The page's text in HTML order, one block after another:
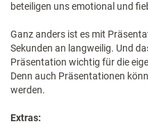
beteiligen uns emotional und
Ganz anders ist es mit
Sekunden an langweilig. Und
Präsentation wichtig für die
Denn auch Präsentationen
werden.
Extras: